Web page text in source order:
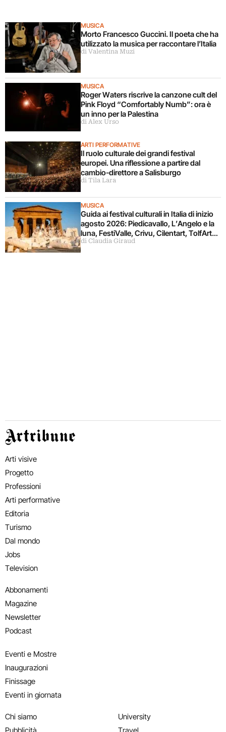
MUSICA
Morto Francesco Guccini. Il poeta che ha
utilizzato la musica per raccontare l’Italia
di Valentina Muzi
MUSICA
Roger Waters riscrive la canzone cult del
Pink Floyd “Comfortably Numb”: ora è
un inno per la Palestina
di Alex Urso
ARTI PERFORMATIVE
Il ruolo culturale dei grandi festival
europei. Una riflessione a partire dal
cambio-direttore a Salisburgo
di Tila Lara
MUSICA
Guida ai festival culturali in Italia di inizio
agosto 2026: Piedicavallo, L’Angelo e la
luna, FestiValle, Crivu, Cilentart, TolfArte,
Pietrasanta è Ceramica
di Claudia Giraud
Artribune
Arti visive
Progetto
Professioni
Arti performative
Editoria
Turismo
Dal mondo
Jobs
Television
Abbonamenti
Magazine
Newsletter
Podcast
Eventi e Mostre
Inaugurazioni
Finissage
Eventi in giornata
Chi siamo
University